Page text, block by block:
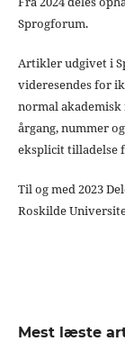
Sprogforum.
Artikler udgivet i
videresendes for
normal
årgang, nummer
eksplicit tilladelse
Til og med 2023
Roskilde
Mest læste